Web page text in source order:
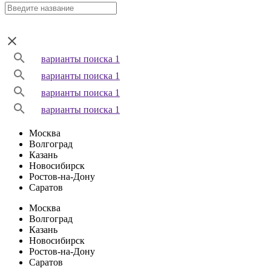
варианты поиска 1
варианты поиска 1
варианты поиска 1
варианты поиска 1
Москва
Волгоград
Казань
Новосибирск
Ростов-на-Дону
Саратов
Москва
Волгоград
Казань
Новосибирск
Ростов-на-Дону
Саратов